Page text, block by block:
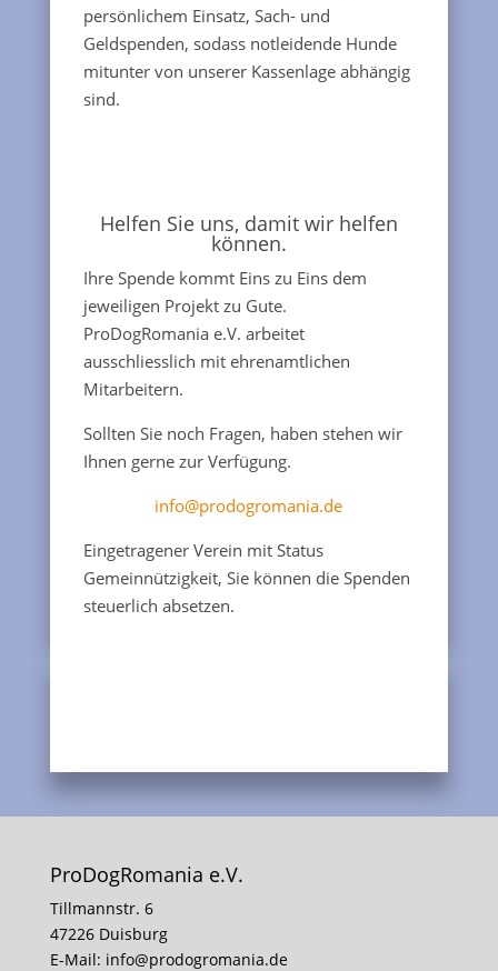
persönlichem Einsatz, Sach- und
Geldspenden, sodass notleidende Hunde
mitunter von unserer Kassenlage abhängig
sind.
Helfen Sie uns, damit wir helfen
können.
Ihre Spende kommt Eins zu Eins dem
jeweiligen Projekt zu Gute.
ProDogRomania e.V. arbeitet
ausschliesslich mit ehrenamtlichen
Mitarbeitern.
Sollten Sie noch Fragen, haben stehen wir
Ihnen gerne zur Verfügung.
info@prodogromania.de
Eingetragener Verein mit Status
Gemeinnützigkeit, Sie können die Spenden
steuerlich absetzen.
ProDogRomania e.V.
Tillmannstr. 6
47226 Duisburg
E-Mail: info@prodogromania.de